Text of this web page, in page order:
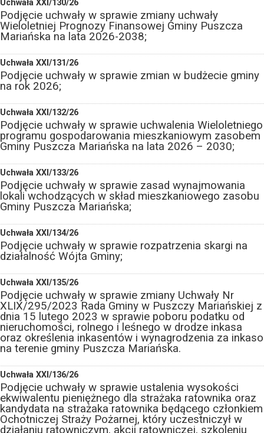
Uchwała XXI/130/26
Podjęcie uchwały w sprawie zmiany uchwały
Wieloletniej Prognozy Finansowej Gminy Puszcza
Mariańska na lata 2026-2038;
Uchwała XXI/131/26
Podjęcie uchwały w sprawie zmian w budżecie gminy
na rok 2026;
Uchwała XXI/132/26
Podjęcie uchwały w sprawie uchwalenia Wieloletniego
programu gospodarowania mieszkaniowym zasobem
Gminy Puszcza Mariańska na lata 2026 – 2030;
Uchwała XXI/133/26
Podjęcie uchwały w sprawie zasad wynajmowania
lokali wchodzących w skład mieszkaniowego zasobu
Gminy Puszcza Mariańska;
Uchwała XXI/134/26
Podjęcie uchwały w sprawie rozpatrzenia skargi na
działalność Wójta Gminy;
Uchwała XXI/135/26
Podjęcie uchwały w sprawie zmiany Uchwały Nr
XLIX/295/2023 Rada Gminy w Puszczy Mariańskiej z
dnia 15 lutego 2023 w sprawie poboru podatku od
nieruchomości, rolnego i leśnego w drodze inkasa
oraz określenia inkasentów i wynagrodzenia za inkaso
na terenie gminy Puszcza Mariańska.
Uchwała XXI/136/26
Podjęcie uchwały w sprawie ustalenia wysokości
ekwiwalentu pieniężnego dla strażaka ratownika oraz
kandydata na strażaka ratownika będącego członkiem
Ochotniczej Straży Pożarnej, który uczestniczył w
działaniu ratowniczym, akcji ratowniczej, szkoleniu